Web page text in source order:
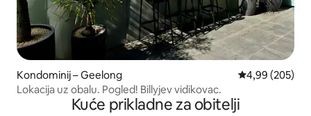
Kondominij – Geelong Prosječna
4,99 (205)
Lokacija uz obalu. Pogled! Billyjev vidikovac.
Kuće prikladne za obitelji